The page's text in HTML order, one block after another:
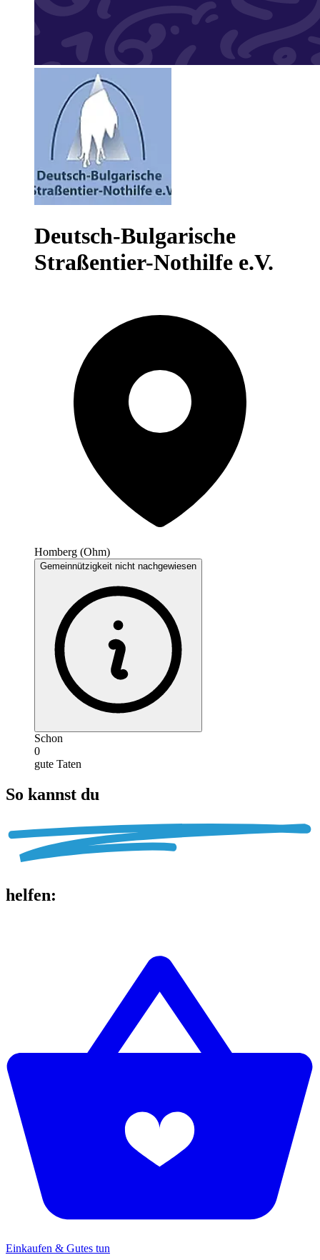
Deutsch-Bulgarische
Straßentier-Nothilfe e.V.
Homberg (Ohm)
Gemeinnützigkeit nicht nachgewiesen
Schon
0
gute Taten
So kannst du
helfen:
Einkaufen & Gutes tun